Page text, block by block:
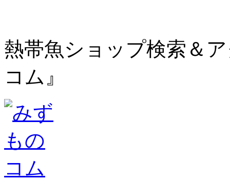
熱帯魚ショップ検索＆
コム』